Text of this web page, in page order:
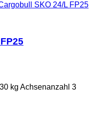
SKO 24/L FP25
kg Achsenanzahl 3